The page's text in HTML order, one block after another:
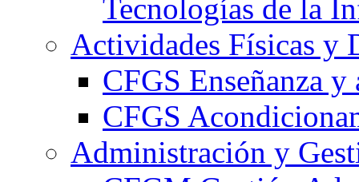
Tecnologías de la
Actividades Físicas y
CFGS Enseñanza
CFGS
Administración y